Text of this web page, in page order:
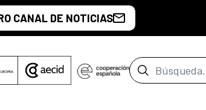
CANAL DE NOTICIAS
Barra de